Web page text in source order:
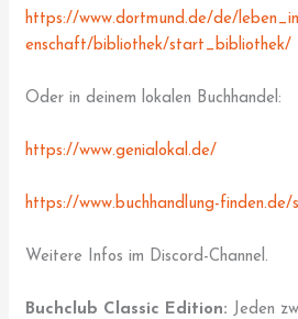
https://www.dortmund.de/de/
enschaft/bibliothek/start_bibliothek/
Oder in deinem lokalen Buchhandel:
https://www.genialokal.de/
https://www.buchhandlung-finden.de/
Weitere Infos im Discord-Channel.
Buchclub Classic Edition: Jeden